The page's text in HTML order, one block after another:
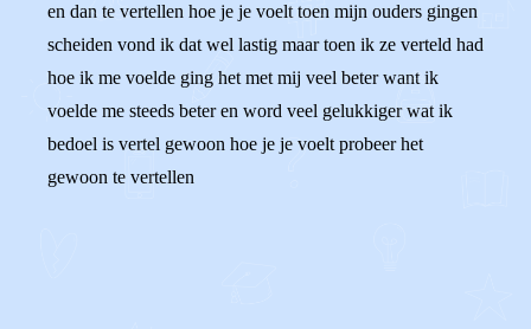
en dan te vertellen hoe je je voelt toen mijn ouders gingen
scheiden vond ik dat wel lastig maar toen ik ze verteld had
hoe ik me voelde ging het met mij veel beter want ik
voelde me steeds beter en word veel gelukkiger wat ik
bedoel is vertel gewoon hoe je je voelt probeer het
gewoon te vertellen